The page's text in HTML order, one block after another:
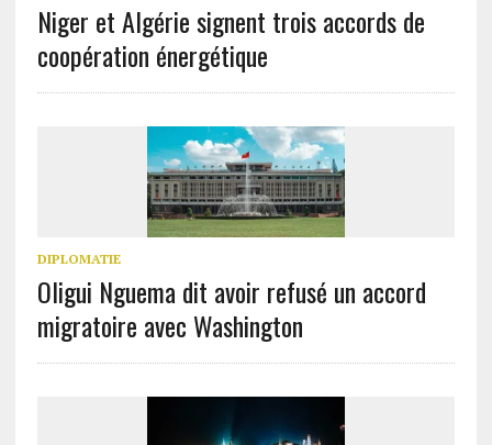
Niger et Algérie signent trois accords de
coopération énergétique
DIPLOMATIE
Oligui Nguema dit avoir refusé un accord
migratoire avec Washington